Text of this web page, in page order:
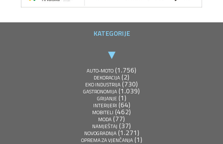
KATEGORIJE
AUTO-MOTO (1.756)
DEKORACIJA (2)
EKO INDUSTRIJA (730)
GASTRONOMIJA (1.039)
GRIJANJE(1)
INTERIJERI (64)
MOBITELI (462)
MODA (77)
NAMJEŠTAJ (37)
NOVOGRADNJA(1.271)
OPREMA ZA VJENČANJA(1)